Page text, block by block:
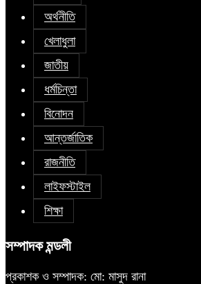
অর্থনীতি
খেলাধুলা
জাতীয়
ধর্মচিন্তা
বিনোদন
আন্তর্জাতিক
রাজনীতি
লাইফস্টাইল
শিক্ষা
সম্পাদক মন্ডলী
প্রকাশক ও সম্পাদক: মো: মাসুদ রানা